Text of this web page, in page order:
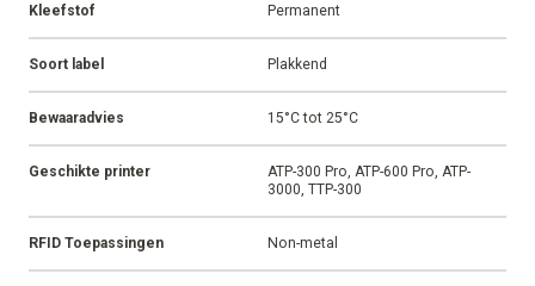
Kleefstof Permanent
Soort label Plakkend
Bewaaradvies 15°C tot 25°C
Geschikte printer
ATP-300 Pro, ATP-600 Pro, ATP-
3000, TTP-300
RFID Toepassingen Non-metal